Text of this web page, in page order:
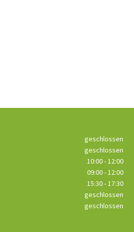
geschlossen
geschlossen
10:00 - 12:00
09:00 - 12:00
15:30 - 17:30
geschlossen
geschlossen